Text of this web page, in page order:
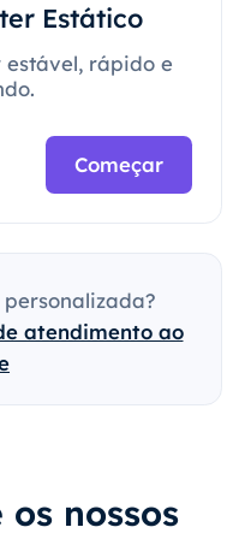
Estático
rápido e
Começar
atendimento ao
nossos